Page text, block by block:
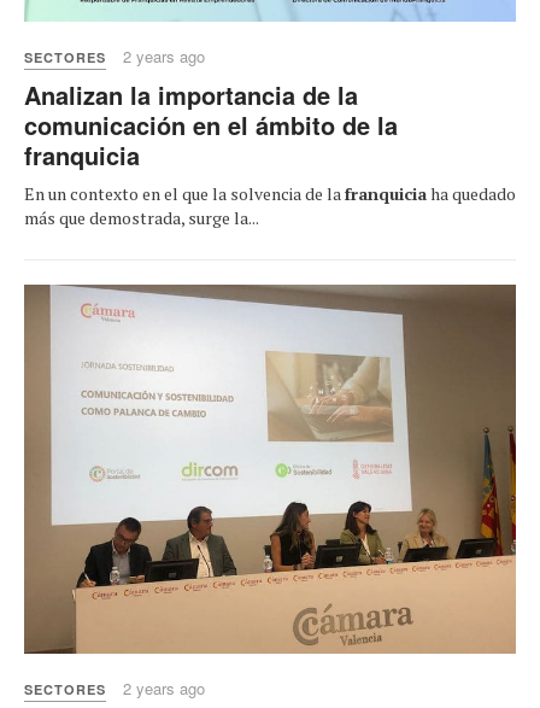
SECTORES 2 years ago
Analizan la importancia de la
comunicación en el ámbito de la
franquicia
En un contexto en el que la solvencia de la franquiciaha quedado
más que demostrada, surge la...
SECTORES 2 years ago